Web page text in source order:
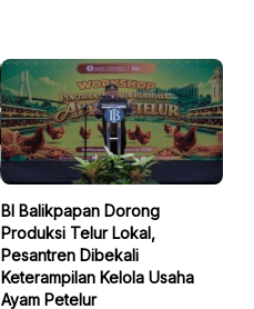
BI Balikpapan Dorong
Produksi Telur Lokal,
Pesantren Dibekali
Keterampilan Kelola Usaha
Ayam Petelur